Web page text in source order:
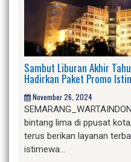
Sambut Liburan Akhir
Hadirkan Paket Promo
November 26, 2024
bintang lima di ppusat
terus berikan layanan
istimewa…